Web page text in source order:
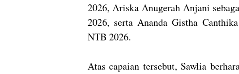
2026, Ariska Anugerah Anjani
2026, serta Ananda Gistha
NTB 2026.
Atas capaian tersebut, Sawlia